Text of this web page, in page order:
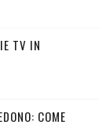
TV IN
COME